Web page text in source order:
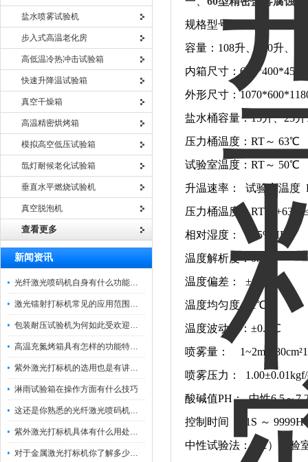
盐水喷雾试验机
步入式高温老化房
高低温冷热冲击试验箱
快速升降温试验箱
真空干燥箱
高温精密烘烤箱
模拟高空低压试验箱
氙灯耐候老化试验箱
垂直水平燃烧试验机
真空脱泡机
查看更多
新闻资讯
光纤激光喷码机自身有什么功能？不妨看看下文
激光镭射打标机常见的应用范围如下
包装耐压试验机为何如此受欢迎呢？
高温充氮烤箱具有怎样的功能特点呢？
紫外激光打标机的选用也是有讲究的
淋雨试验箱在操作方面有什么技巧
这还是你熟悉的光纤激光喷码机吗？
紫外激光打标机具体有什么用处呢？
对于金属激光打标机你了解多少呢？
规格型号：HE-YW-60/90/
容量：108升、270升、
内箱尺寸：600*400*450
外形尺寸：
盐水桶容量：15升、25
压力桶温度：RT～ 63℃
试验室温度：RT～ 50℃
升温速率： 试验室温
压力桶温度：
相对湿度： ≥85%HR
温度解析度：0. 1℃
温度偏差： ±1℃
温度均匀度：1℃
温度波动度：±0.5℃
喷雾量： 1~2mL/
喷雾压力： 1.00±0.01kgf/
酸碱值PH： 中性6.5～
控制时间： 1S ～ 9999H
中性试验法：（1）试